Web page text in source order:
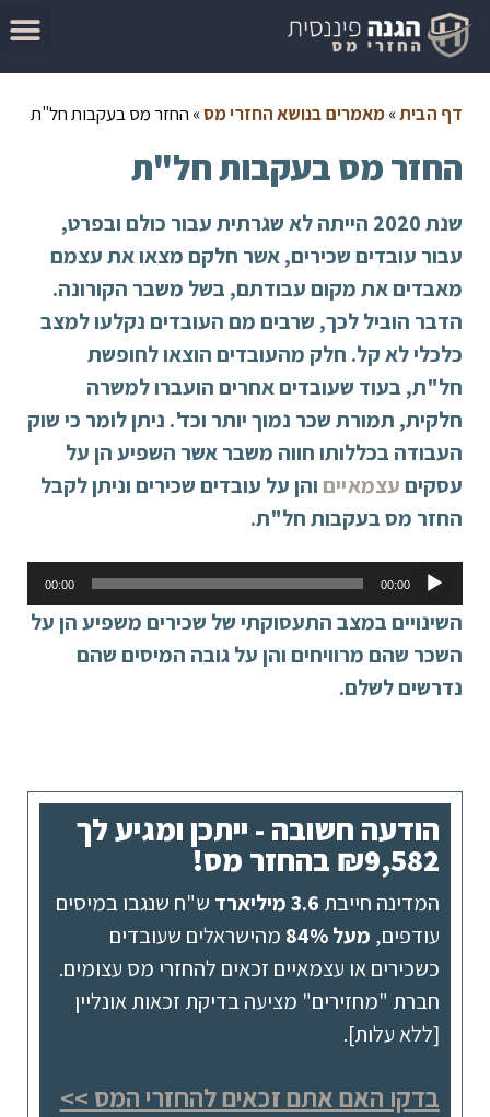
דף הבית»מאמרים בנושא החזרי מס» החזר מס בעקבות חל"ת
החזר מס בעקבות חל"ת
שנת 2020 הייתה לא שגרתית עבור כולם ובפרט,
עבור עובדים שכירים, אשר חלקם מצאו את עצמם
מאבדים את מקום עבודתם, בשל משבר הקורונה.
הדבר הוביל לכך, שרבים מם העובדים נקלעו למצב
כלכלי לא קל. חלק מהעובדים הוצאו לחופשת
חל"ת, בעוד שעובדים אחרים הועברו למשרה
חלקית, תמורת שכר נמוך יותר וכד'. ניתן לומר כי שוק
העבודה בכללותו חווה משבר אשר השפיע הן על
עסקיםעצמאיים והן על עובדים שכירים וניתן לקבל
החזר מס בעקבות חל"ת.
אודיו
00:00
00:00
השינויים במצב התעסוקתי של שכירים משפיע הן על
השכר שהם מרוויחים והן על גובה המיסים שהם
נדרשים לשלם.
הודעה חשובה - ייתכן ומגיע לך
₪9,582 בהחזר מס!
המדינה חייבת 3.6 מיליארד
ש"ח שנגבו במיסים
עודפים, מעל 84%
מהישראלים שעובדים
כשכירים או עצמאיים זכאים להחזרי מס עצומים.
חברת "מחזירים" מציעה בדיקת זכאות אונליין
[ללא עלות].
בדקו האם אתם זכאים להחזרי המס >>